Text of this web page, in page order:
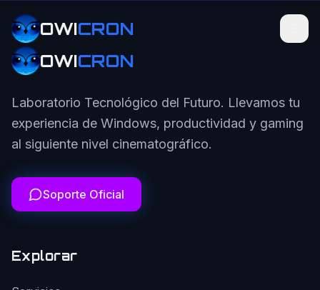
OWICRON
OWICRON
Laboratorio Tecnológico del Futuro. Llevamos tu
experiencia de Windows, productividad y gaming
al siguiente nivel cinematográfico.
Soporte Oficial
Explorar